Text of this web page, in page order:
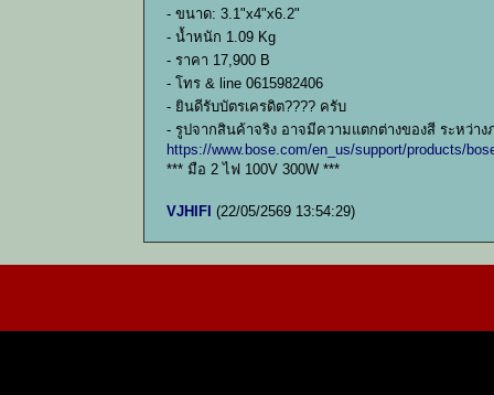
- ขนาด: 3.1"x4"x6.2"
- น้ำหนัก 1.09 Kg
- ราคา 17,900 B
- โทร & line 0615982406
- ยินดีรับบัตรเครดิต???? ครับ
- รูปจากสินค้าจริง อาจมีความแตกต่างของสี ระหว่า
https://www.bose.com/en_us/support/products/
*** มือ 2 ไฟ 100V 300W ***
VJHIFI (22/05/2569 13:54:29)